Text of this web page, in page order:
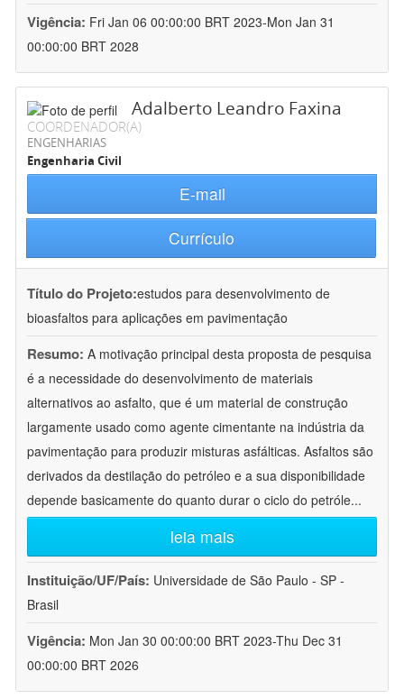
Vigência: Fri Jan 06 00:00:00 BRT 2023-Mon Jan 31
00:00:00 BRT 2028
Adalberto Leandro Faxina
COORDENADOR(A)
ENGENHARIAS
Engenharia Civil
E-mail
Currículo
Título do Projeto:estudos para desenvolvimento de
bioasfaltos para aplicações em pavimentação
Resumo: A motivação principal desta proposta de pesquisa
é a necessidade do desenvolvimento de materiais
alternativos ao asfalto, que é um material de construção
largamente usado como agente cimentante na indústria da
pavimentação para produzir misturas asfálticas. Asfaltos são
derivados da destilação do petróleo e a sua disponibilidade
depende basicamente do quanto durar o ciclo do petróle...
leia mais
Instituição/UF/País: Universidade de São Paulo - SP -
Brasil
Vigência: Mon Jan 30 00:00:00 BRT 2023-Thu Dec 31
00:00:00 BRT 2026